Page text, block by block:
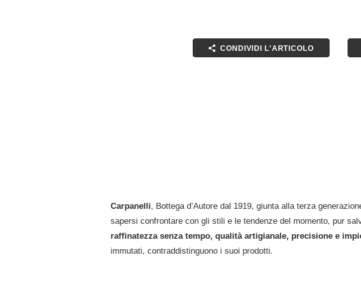
CONDIVIDI L'ARTICOLO
Carpanelli, Bottega d’Autore dal 1919, giunta alla terza
sapersi confrontare con gli stili e le tendenze del momento, pur
raffinatezza senza tempo, qualità artigianale, precisione e
immutati, contraddistinguono i suoi prodotti.